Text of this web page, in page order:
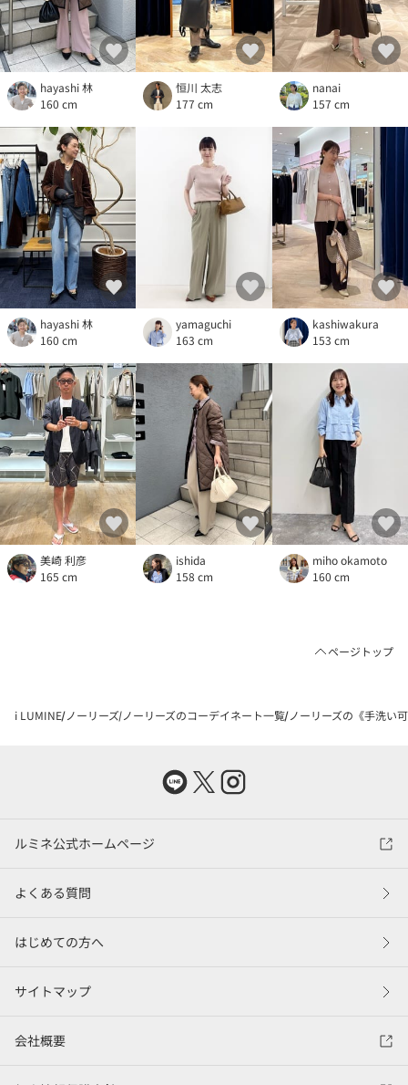
hayashi 林
160 cm
恒川 太志
177 cm
nanai
157 cm
hayashi 林
160 cm
yamaguchi
163 cm
kashiwakura
153 cm
美崎 利彦
165 cm
ishida
158 cm
miho okamoto
160 cm
ページトップ
i LUMINE ノーリーズ ノーリーズのコーデイネート一覧 ノーリーズの《手洗い
ルミネ公式ホームページ
よくある質問
はじめての方へ
サイトマップ
会社概要